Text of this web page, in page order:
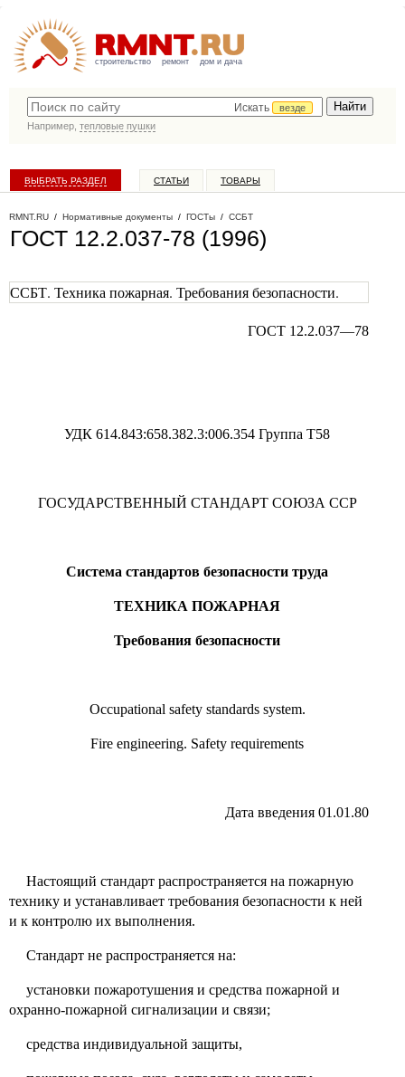
строительство ремонт дом и дача
Искать
везде
Например, тепловые пушки
ВЫБРАТЬ РАЗДЕЛ СТАТЬИ ТОВАРЫ
RMNT.RU / Нормативные документы / ГОСТы / ССБТ
ГОСТ 12.2.037-78 (1996)
ССБТ. Техника пожарная. Требования безопасности.
ГОСТ 12.2.037—78
УДК 614.843:658.382.3:006.354 Группа Т58
ГОСУДАРСТВЕННЫЙ СТАНДАРТ СОЮЗА ССР
Система стандартов безопасности труда
ТЕХНИКА ПОЖАРНАЯ
Требования безопасности
Occupational safety standards system.
Fire engineering. Safety requirements
Дата введения 01.01.80
Настоящий стандарт распространяется на пожарную
технику и устанавливает требования безопасности к ней
и к контролю их выполнения.
Стандарт не распространяется на:
установки пожаротушения и средства пожарной и
охранно-пожарной сигнализации и связи;
средства индивидуальной защиты,